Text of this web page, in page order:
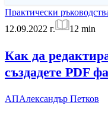
Практически
12.09.2022 г.
12 min
Как да
създадете PDF
АПАлександър Петков